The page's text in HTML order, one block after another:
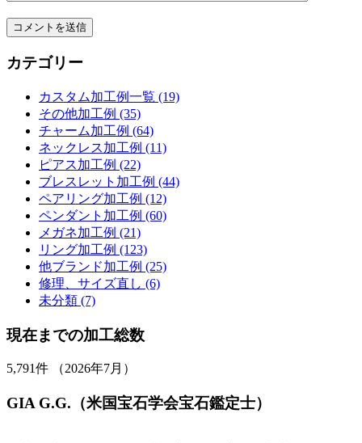
カテゴリー
カスタム加工例一覧 (19)
その他加工例 (35)
チャーム加工例 (64)
ネックレス加工例 (11)
ピアス加工例 (22)
ブレスレット加工例 (44)
ペアリング加工例 (12)
ペンダント加工例 (60)
メガネ加工例 (21)
リング加工例 (123)
他ブランド加工例 (25)
修理、サイズ直し (6)
未分類 (7)
現在までの加工総数
5,791件 （2026年7月）
GIA G.G.（米国宝石学会宝石鑑定士）